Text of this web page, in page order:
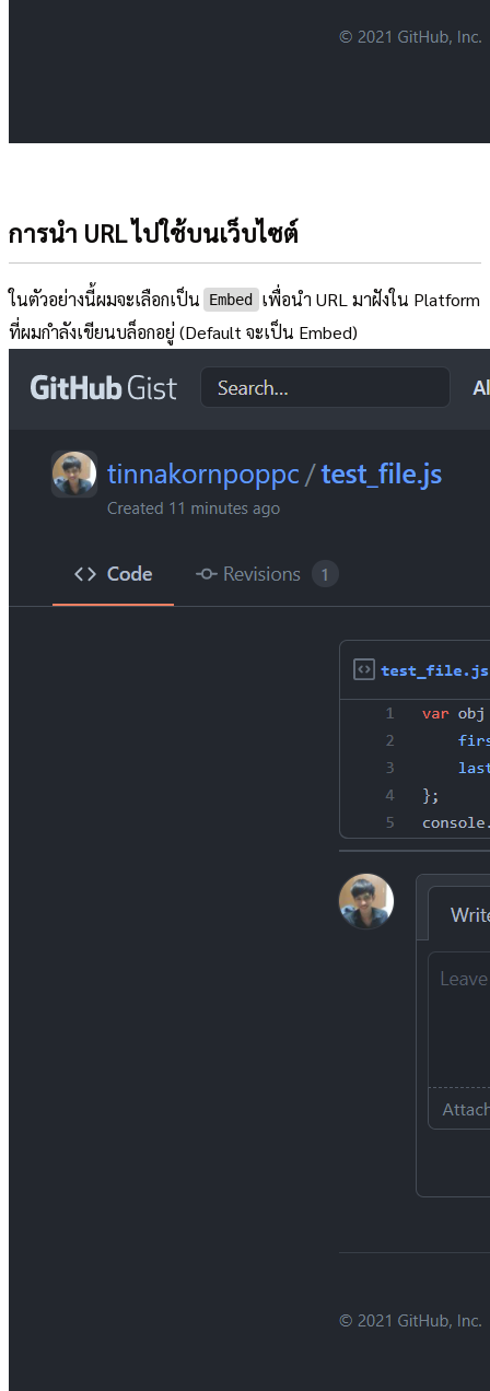
การนำ URL ไปใช้บนเว็บไซต์
ในตัวอย่างนี้ผมจะเลือกเป็น Embed
เพื่อนำ URL มาฝังใน Platform
ที่ผมกำลังเขียนบล็อกอยู่ (Default จะเป็น Embed)